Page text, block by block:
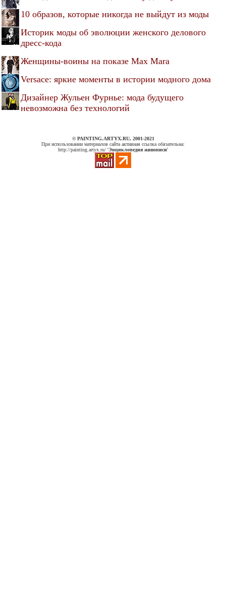
10 образов, которые никогда не выйдут из моды
Историк моды об эволюции женского делового
дресс-кода
Женщины-воины на показе Max Mara
Versace: яркие моменты в истории модного дома
Дизайнер Жульен Фурнье: мода будущего
невозможна без технологий
© PAINTING.ARTYX.RU, 2001-2021
При использовании материалов сайта активная ссылка обязательна:
http://painting.artyx.ru/ 'Энциклопедия живописи'